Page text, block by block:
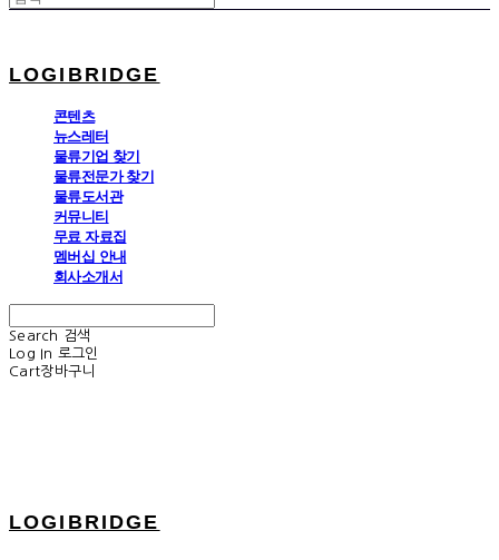
LOGIBRIDGE
콘텐츠
뉴스레터
물류기업 찾기
물류전문가 찾기
물류도서관
커뮤니티
무료 자료집
멤버십 안내
회사소개서
Search
검색
Log In 로그인
Cart장바구니
LOGIBRIDGE